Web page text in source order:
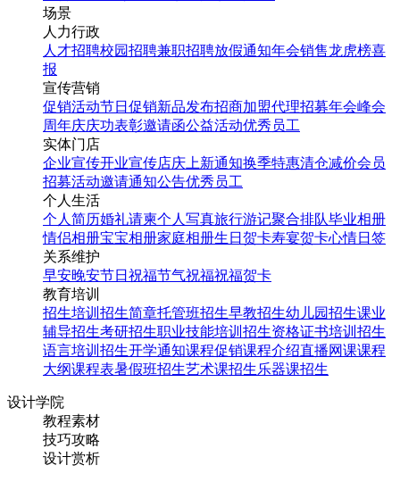
蓝色复活节派对手机海报
设计图
找相似
手机海报
欢乐复活节紫色渐变卡通
风海报
找相似
手机海报
场景
人力行政
人才招聘校园招聘兼职招聘放假通知年会销售龙虎榜喜
报
宣传营销
促销活动节日促销新品发布招商加盟代理招募年会峰会
周年庆庆功表彰邀请函公益活动优秀员工
实体门店
企业宣传开业宣传店庆 上新通知换季特惠清仓减价会员
招募活动邀请通知公告优秀员工
个人生活
个人简历婚礼请柬个人写真旅行游记聚合排队毕业相册
情侣相册宝宝相册家庭相册生日贺卡寿宴贺卡心情日签
关系维护
早安晚安节日祝福节气祝福祝福贺卡
教育培训
招生培训 招生简章托管班招生早教招生幼儿园招生课业
辅导招生考研招生职业技能培训招生资格证书培训招生
语言培训招生开学通知课程促销课程介绍直播网课课程
大纲课程表暑假班招生艺术课招生乐器课招生
设计学院
教程素材
技巧攻略
设计赏析